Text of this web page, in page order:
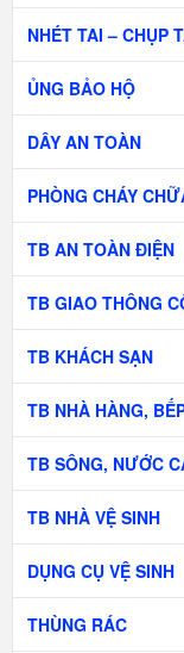
NHÉT TAI – CHỤP
ỦNG BẢO HỘ
DÂY AN TOÀN
PHÒNG CHÁY
TB AN TOÀN ĐIỆN
TB GIAO THÔNG
TB KHÁCH SẠN
TB NHÀ HÀNG,
TB SÔNG, NƯỚC
TB NHÀ VỆ SINH
DỤNG CỤ VỆ SINH
THÙNG RÁC